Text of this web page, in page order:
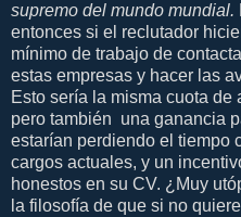
supremo del mundo mundial.
entonces si el reclutador
mínimo de trabajo de
estas empresas y hacer las
Esto sería la misma cuota de
pero también una ganancia
estarían perdiendo el tiempo
cargos actuales, y un
honestos en su CV. ¿Muy
la filosofía de que si no